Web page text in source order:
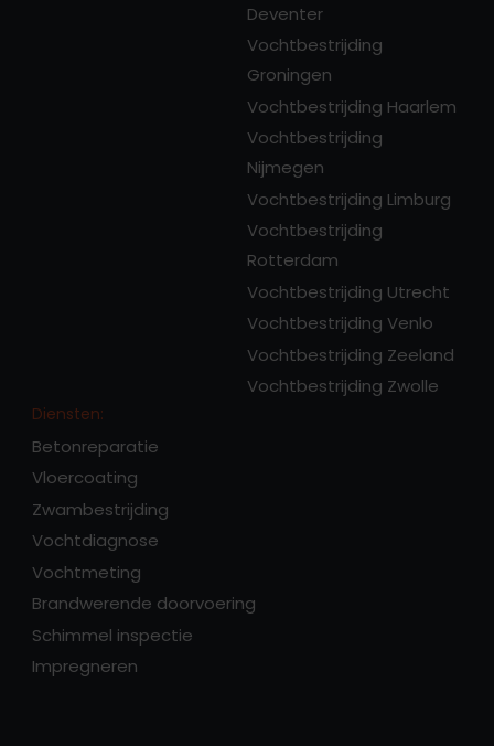
Deventer
Vochtbestrijding
Groningen
Vochtbestrijding Haarlem
Vochtbestrijding
Nijmegen
Vochtbestrijding Limburg
Vochtbestrijding
Rotterdam
Vochtbestrijding Utrecht
Vochtbestrijding Venlo
Vochtbestrijding Zeeland
Vochtbestrijding Zwolle
Diensten:
Betonreparatie
Vloercoating
Zwambestrijding
Vochtdiagnose
Vochtmeting
Brandwerende doorvoering
Schimmel inspectie
Impregneren